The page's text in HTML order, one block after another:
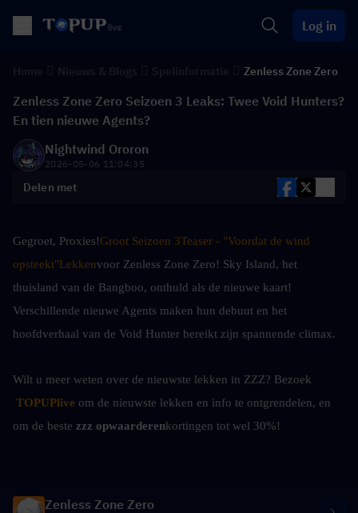
Log in
Zenless Zone Zero
Zenless Zone Zero Seizoen 3 Leaks: Twee Void Hunters?
En tien nieuwe Agents?
Nightwind Ororon
2026-05-06 11:04:35
Delen met
Gegroet, Proxies!Groot Seizoen 3Teaser - "Voordat de wind
opsteekt"Lekkenvoor Zenless Zone Zero! Sky Island, het
thuisland van de Bangboo, onthuld als de nieuwe kaart!
Verschillende nieuwe Agents maken hun debuut en het
hoofdverhaal van de Void Hunter bereikt zijn spannende climax.
Wilt u meer weten over de nieuwste lekken in ZZZ? Bezoek
TOPUPlive om de nieuwste lekken en info te ontgrendelen, en
om de beste zzz opwaarderenkortingen tot wel 30%!
Zenless Zone Zero